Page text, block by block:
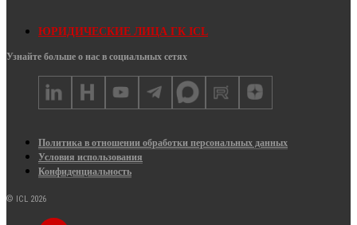
ЮРИДИЧЕСКИЕ ЛИЦА ГК ICL
Узнайте больше о нас в социальных сетях
Политика в отношении обработки персональных данных
Условия использования
Конфиденциальность
© ICL 2026